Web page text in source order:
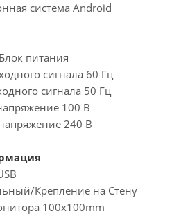
система Android
питания
сигнала 60 Гц
сигнала 50 Гц
100 В
240 В
Крепление на Стену
100x100mm